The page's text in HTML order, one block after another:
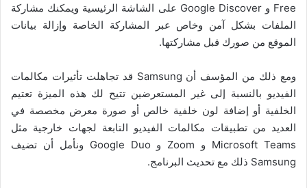
Free و Google Discover على الشاشة الرئيسية ويمكنك مشاركة
الملفات بشكل آمن وخاص عبر المشاركة الخاصة وإزالة بيانات
الموقع من صورك قبل مشاركتها.
ومع ذلك من المؤسف أن Samsung قد تجاهلت تأثيرات مكالمات
الفيديو بالنسبة إلى غير المستعرضين تتيح لك هذه الميزة تعتيم
الخلفية أو إضافة لون خلفية خالص أو صورة معرض مخصصة في
العديد من تطبيقات مكالمات الفيديو التابعة لجهات خارجية مثل
Microsoft Teams و Zoom و Google Duo ونأمل أن تضيف
Samsung ذلك مع تحديث البرنامج.